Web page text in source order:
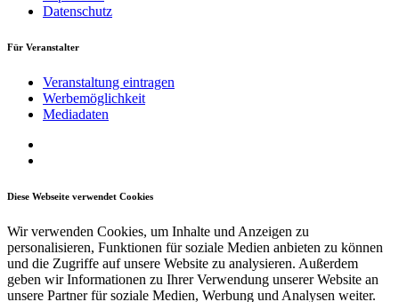
Datenschutz
Für Veranstalter
Veranstaltung eintragen
Werbemöglichkeit
Mediadaten
Diese Webseite verwendet Cookies
Wir verwenden Cookies, um Inhalte und Anzeigen zu
personalisieren, Funktionen für soziale Medien anbieten zu können
und die Zugriffe auf unsere Website zu analysieren. Außerdem
geben wir Informationen zu Ihrer Verwendung unserer Website an
unsere Partner für soziale Medien, Werbung und Analysen weiter.